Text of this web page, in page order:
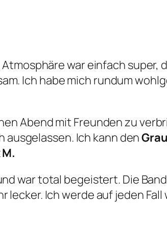
war einfach super,
Ich habe mich rundum
Abend mit Freunden zu
ausgelassen. Ich kann den
war total begeistert. Die
Ich werde auf jeden Fall